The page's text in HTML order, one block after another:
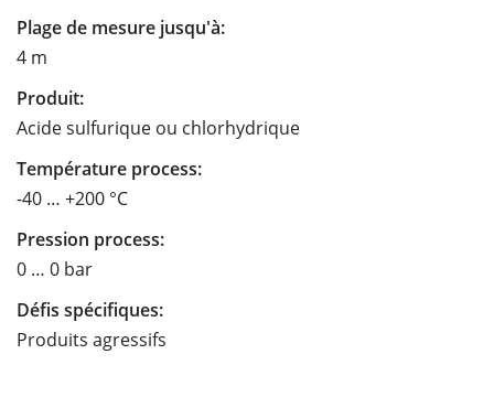
Plage de mesure jusqu'à:
4 m
Produit:
Acide sulfurique ou chlorhydrique
Température process:
-40 … +200 °C
Pression process:
0 … 0 bar
Défis spécifiques:
Produits agressifs